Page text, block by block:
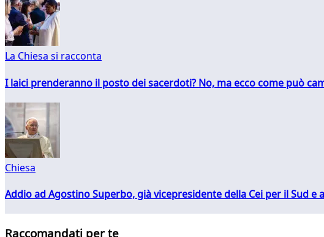
La Chiesa si racconta
I laici prenderanno il posto dei sacerdoti? No, ma ecco come può
Chiesa
Addio ad Agostino Superbo, già vicepresidente della Cei per il Sud e
Raccomandati per te